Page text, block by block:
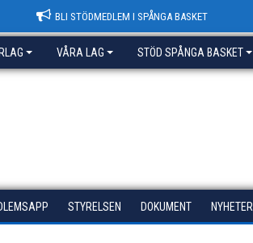
BLI STÖDMEDLEM I SPÅNGA BASKET
VÅRA LAG STÖD SPÅNGA BASKET
STYRELSEN DOKUMENT NYHETER